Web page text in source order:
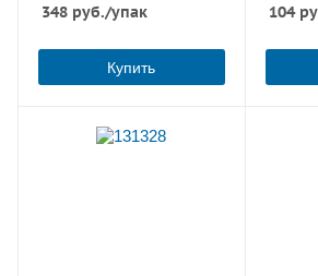
348 руб./упак
Купить
104